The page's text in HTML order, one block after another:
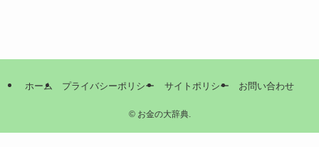
ホーム プライバシーポリシー サイトポリシー お問い合わせ
©お金の大辞典.